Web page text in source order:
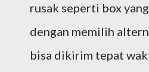
rusak seperti box
dengan memilih
bisa dikirim tepat